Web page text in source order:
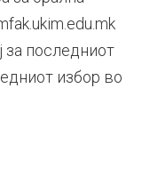
за последниот
избор во